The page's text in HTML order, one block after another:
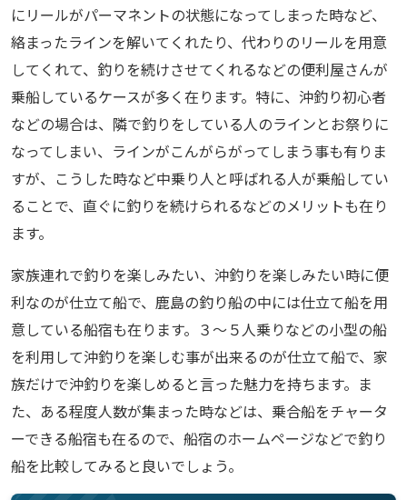
にリールがパーマネントの状態になってしまった時など、
絡まったラインを解いてくれたり、代わりのリールを用意
してくれて、釣りを続けさせてくれるなどの便利屋さんが
乗船しているケースが多く在ります。特に、沖釣り初心者
などの場合は、隣で釣りをしている人のラインとお祭りに
なってしまい、ラインがこんがらがってしまう事も有りま
すが、こうした時など中乗り人と呼ばれる人が乗船してい
ることで、直ぐに釣りを続けられるなどのメリットも在り
ます。
家族連れで釣りを楽しみたい、沖釣りを楽しみたい時に便
利なのが仕立て船で、鹿島の釣り船の中には仕立て船を用
意している船宿も在ります。３～５人乗りなどの小型の船
を利用して沖釣りを楽しむ事が出来るのが仕立て船で、家
族だけで沖釣りを楽しめると言った魅力を持ちます。ま
た、ある程度人数が集まった時などは、乗合船をチャータ
ーできる船宿も在るので、船宿のホームページなどで釣り
船を比較してみると良いでしょう。